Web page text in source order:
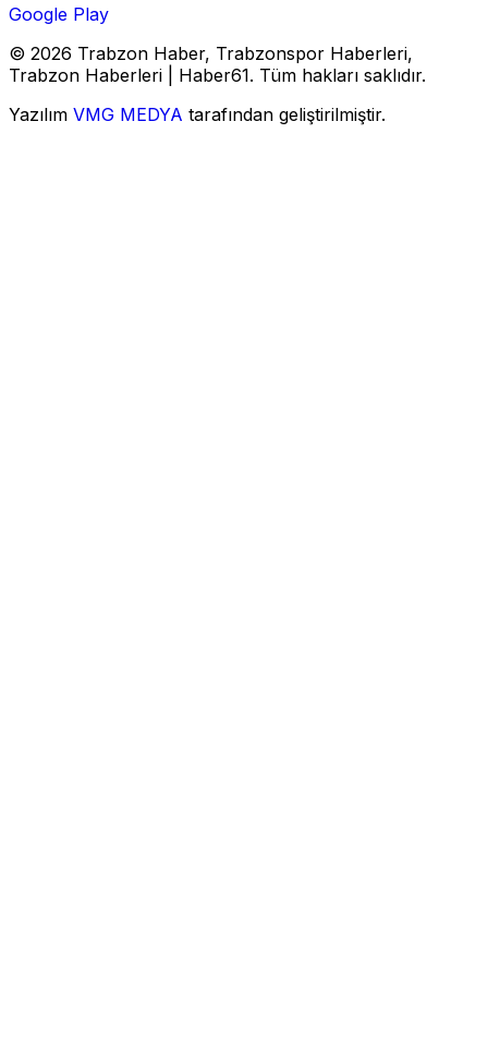
Google Play
© 2026 Trabzon Haber, Trabzonspor Haberleri,
Trabzon Haberleri | Haber61. Tüm hakları saklıdır.
Yazılım VMG MEDYA tarafından geliştirilmiştir.